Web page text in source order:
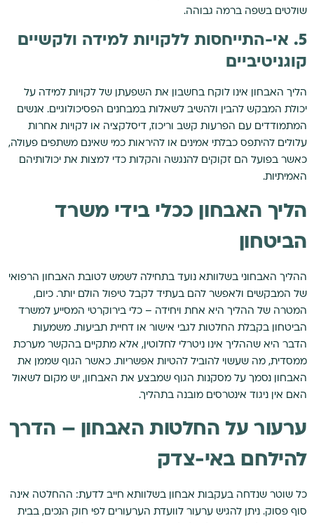
שולטים בשפה ברמה גבוהה.
5. אי-התייחסות ללקויות למידה ולקשיים
קוגניטיביים
הליך האבחון אינו לוקח בחשבון את השפעתן של לקויות למידה על
יכולת המבקש להבין ולהשיב לשאלות במבחנים הפסיכולוגיים. אנשים
המתמודדים עם הפרעות קשב וריכוז, דיסלקציה או לקויות אחרות
עלולים להיתפס כבלתי אמינים או להיראות כמי שאינם משתפים פעולה,
כאשר בפועל הם זקוקים להנגשה והקלות כדי למצות את יכולותיהם
האמיתיות.
הליך האבחון ככלי בידי משרד
הביטחון
ההליך האבחוני בשלוותא נועד בתחילה לשמש לטובת האבחון הרפואי
של המבקשים ולאפשר להם בעתיד לקבל טיפול הולם יותר. כיום,
המטרה של ההליך היא אחת ויחידה – כלי בירוקרטי המסייע למשרד
הביטחון בקבלת החלטות לגבי אישור או דחיית תביעות. משמעות
הדבר היא שההליך אינו ניטרלי לחלוטין, אלא מתקיים בהקשר מערכת
ממסדית, מה שעשוי להוביל להטיות אפשריות. כאשר הגוף שממן את
האבחון נסמך על מסקנות הגוף שמבצע את האבחון, יש מקום לשאול
האם אין ניגוד אינטרסים מובנה בתהליך.
ערעור על החלטות האבחון – הדרך
להילחם באי-צדק
כל שוטר שנדחה בעקבות אבחון בשלוותא חייב לדעת: ההחלטה אינה
סוף פסוק. ניתן להגיש ערעור לוועדת הערעורים לפי חוק הנכים, בבית